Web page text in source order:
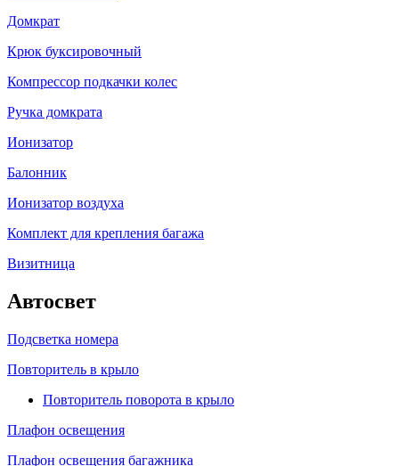
Домкрат
Крюк буксировочный
Компрессор подкачки колес
Ручка домкрата
Ионизатор
Балонник
Ионизатор воздуха
Комплект для крепления багажа
Визитница
Автосвет
Подсветка номера
Повторитель в крыло
Повторитель поворота в крыло
Плафон освещения
Плафон освещения багажника